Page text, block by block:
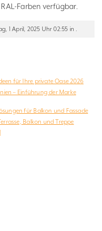
Farben verfügbar.
1 April, 2025 Uhr 02:55 in .
für Ihre private Oase 2026
– Einführung der Marke
für Balkon und Fassade
Balkon und Treppe